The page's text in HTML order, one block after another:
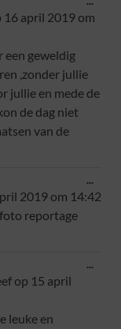
16 april 2019 om
een geweldig
,zonder jullie
jullie en mede de
de dag niet
van de
2019 om 14:42
reportage
...
op 15 april
leuke en
...